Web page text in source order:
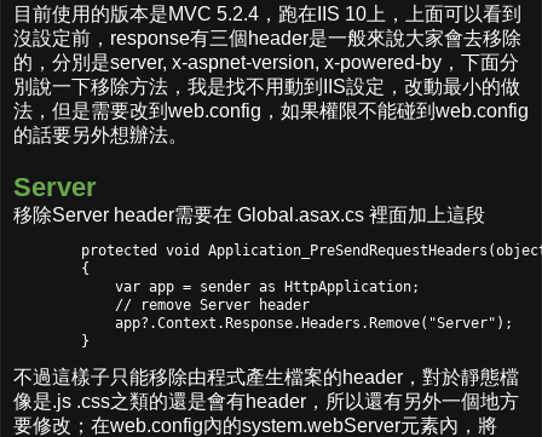
目前使用的版本是MVC 5.2.4，跑在IIS 10上，上面可以看到
沒設定前，response有三個header是一般來說大家會去移除
的，分別是server, x-aspnet-version, x-powered-by，下面分
別說一下移除方法，我是找不用動到IIS設定，改動最小的做
法，但是需要改到web.config，如果權限不能碰到web.config
的話要另外想辦法。
Server
移除Server header需要在 Global.asax.cs 裡面加上這段
protected void
        {
            var app = sender as HttpApplication;
            // remove Server header
            app?.Context.Response.Headers.Remove("Server");
不過這樣子只能移除由程式產生檔案的header，對於靜態檔
像是.js .css之類的還是會有header，所以還有另外一個地方
要修改；在web.config內的system.webServer元素內，將